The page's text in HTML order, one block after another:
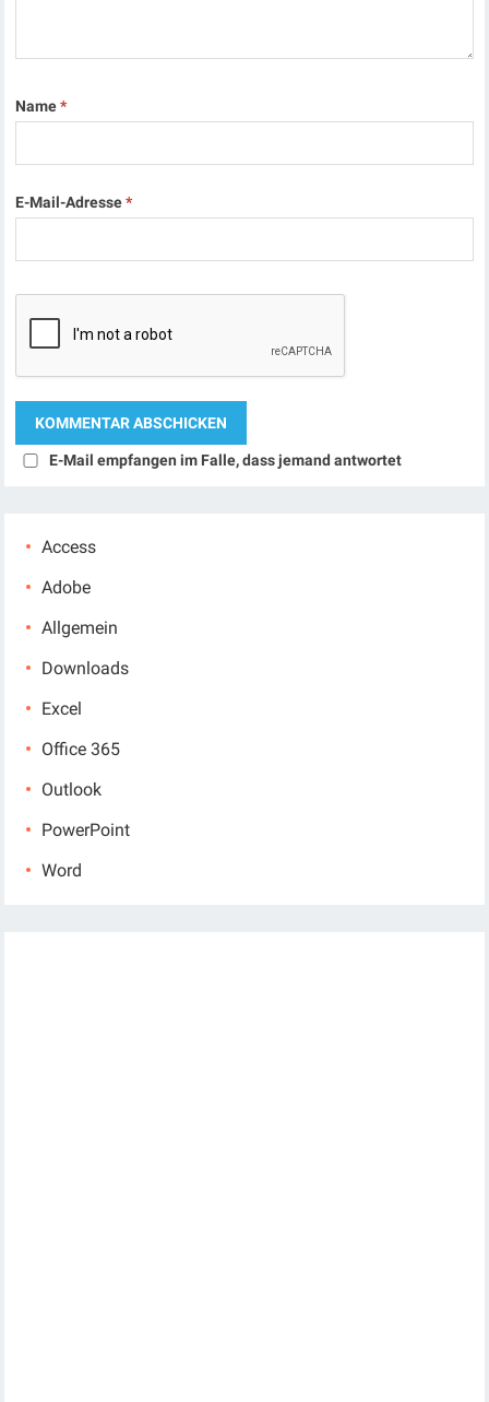
Name*
E-Mail-Adresse*
E-Mail empfangen im Falle, dass jemand antwortet
Access
Adobe
Allgemein
Downloads
Excel
Office 365
Outlook
PowerPoint
Word